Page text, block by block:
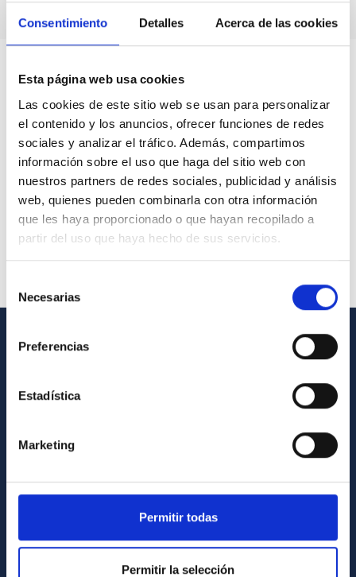
Consentimiento Detalles Acerca de las cookies
Esta página web usa cookies
Las cookies de este sitio web se usan para personalizar
el contenido y los anuncios, ofrecer funciones de redes
sociales y analizar el tráfico. Además, compartimos
información sobre el uso que haga del sitio web con
nuestros partners de redes sociales, publicidad y análisis
web, quienes pueden combinarla con otra información
que les haya proporcionado o que hayan recopilado a
partir del uso que haya hecho de sus servicios.
Necesarias
Preferencias
Estadística
Marketing
Permitir todas
Permitir la selección
INFORMACIÓN GENERAL
Contacto
Directorio de personal
Registro general